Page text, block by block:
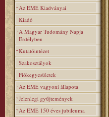
Az EME Kiadványai
Kiadó
A Magyar Tudomány Napja
Erdélyben
Kutatóintézet
Szakosztályok
Fiókegyesületek
Az EME vagyoni állapota
Jelenlegi gyűjtemények
Az EME 150 éves jubileuma